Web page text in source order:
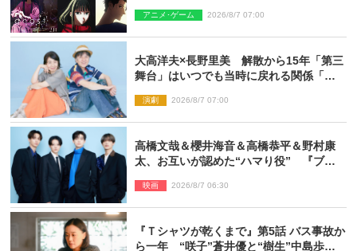
た」
アニメ･ゲーム 2026/8/7 07:00
大高洋夫×長野里美 解散から15年「第三
舞台」はいつでも当時に戻れる関係「や
演劇 2026/8/7 07:00
高橋文哉＆櫻井海音＆高橋恭平＆野村康
太、お互いが認めた“ハマり役” 『ブル
映画 2026/8/7 06:30
『Ｔシャツが乾くまで』第5話 バス事故か
ら一年 “咲子”蒼井優と“樹生”中島歩は